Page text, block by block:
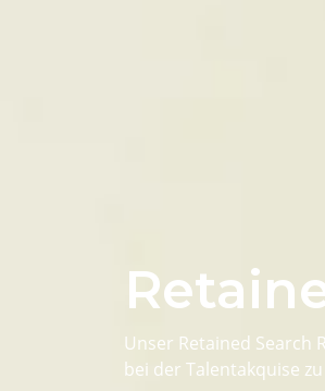
Unser Retained
bei der Talentakquise